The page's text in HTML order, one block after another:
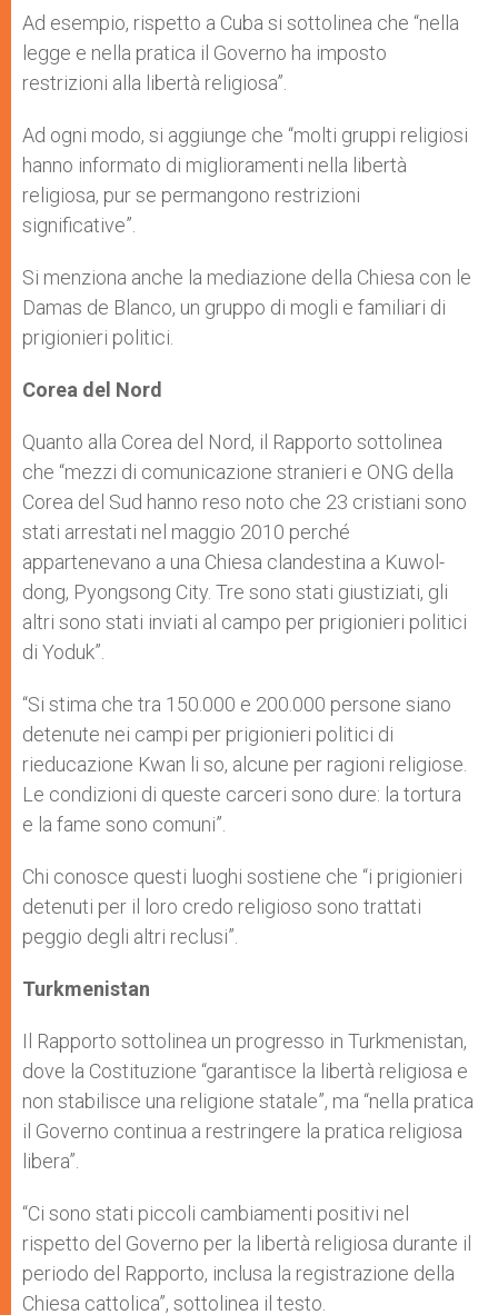
Ad esempio, rispetto a Cuba si sottolinea che “nella
legge e nella pratica il Governo ha imposto
restrizioni alla libertà religiosa”.
Ad ogni modo, si aggiunge che “molti gruppi religiosi
hanno informato di miglioramenti nella libertà
religiosa, pur se permangono restrizioni
significative”.
Si menziona anche la mediazione della Chiesa con le
Damas de Blanco, un gruppo di mogli e familiari di
prigionieri politici.
Corea del Nord
Quanto alla Corea del Nord, il Rapporto sottolinea
che “mezzi di comunicazione stranieri e ONG della
Corea del Sud hanno reso noto che 23 cristiani sono
stati arrestati nel maggio 2010 perché
appartenevano a una Chiesa clandestina a Kuwol-
dong, Pyongsong City. Tre sono stati giustiziati, gli
altri sono stati inviati al campo per prigionieri politici
di Yoduk”.
“Si stima che tra 150.000 e 200.000 persone siano
detenute nei campi per prigionieri politici di
rieducazione Kwan li so, alcune per ragioni religiose.
Le condizioni di queste carceri sono dure: la tortura
e la fame sono comuni”.
Chi conosce questi luoghi sostiene che “i prigionieri
detenuti per il loro credo religioso sono trattati
peggio degli altri reclusi”.
Turkmenistan
Il Rapporto sottolinea un progresso in Turkmenistan,
dove la Costituzione “garantisce la libertà religiosa e
non stabilisce una religione statale”, ma “nella pratica
il Governo continua a restringere la pratica religiosa
libera”.
“Ci sono stati piccoli cambiamenti positivi nel
rispetto del Governo per la libertà religiosa durante il
periodo del Rapporto, inclusa la registrazione della
Chiesa cattolica”, sottolinea il testo.